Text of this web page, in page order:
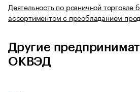
Деятельность по розничной
ассортиментом с преобладанием
Другие
ОКВЭД